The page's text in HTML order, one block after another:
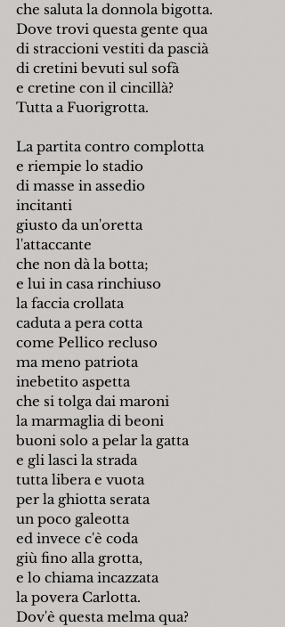
che saluta la donnola bigotta.
Dove trovi questa gente qua
di straccioni vestiti da pascià
di cretini bevuti sul sofà
e cretine con il cincillà?
Tutta a Fuorigrotta.
La partita contro complotta
e riempie lo stadio
di masse in assedio
incitanti
giusto da un'oretta
l'attaccante
che non dà la botta;
e lui in casa rinchiuso
la faccia crollata
caduta a pera cotta
come Pellico recluso
ma meno patriota
inebetito aspetta
che si tolga dai maroni
la marmaglia di beoni
buoni solo a pelar la gatta
e gli lasci la strada
tutta libera e vuota
per la ghiotta serata
un poco galeotta
ed invece c'è coda
giù fino alla grotta,
e lo chiama incazzata
la povera Carlotta.
Dov'è questa melma qua?